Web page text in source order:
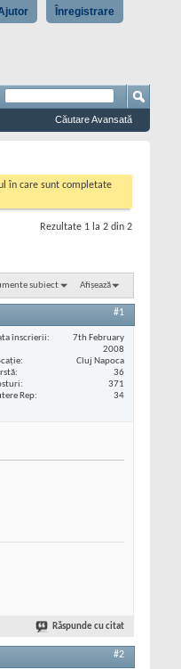
Înregistrare
Căutare Avansată
în care sunt completate
Rezultate 1 la 2 din 2
subiect Afișează
#1
înscrierii
7th February
2008
Cluj Napoca
36
371
Rep
34
Răspunde cu citat
#2